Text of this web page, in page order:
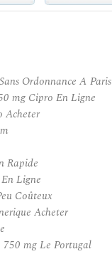
Ordonnance A Paris
mg Cipro En Ligne
Acheter
Rapide
Ligne
Coûteux
Acheter
mg Le Portugal